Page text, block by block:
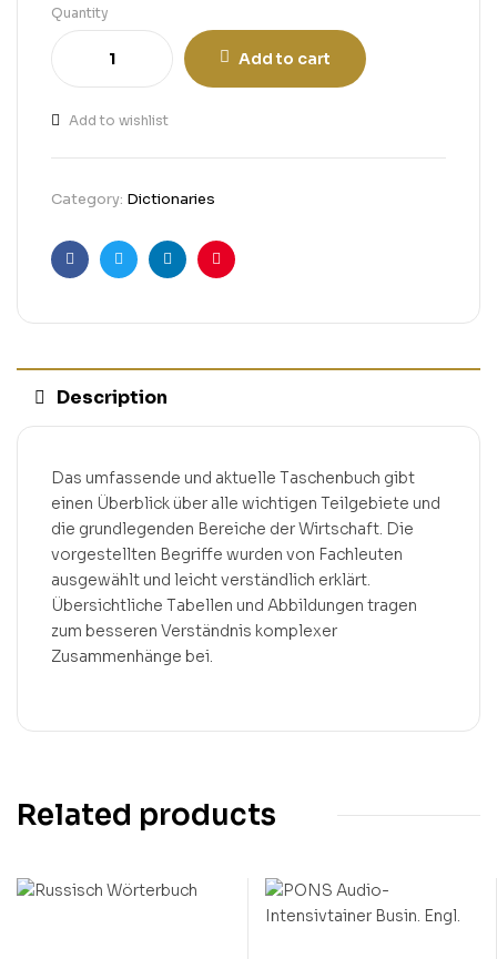
Quantity
Add to cart
Add to wishlist
Category: Dictionaries
FacebookTwitterLinkedinPinterest
Description
Das umfassende und aktuelle Taschenbuch gibt
einen Überblick über alle wichtigen Teilgebiete und
die grundlegenden Bereiche der Wirtschaft. Die
vorgestellten Begriffe wurden von Fachleuten
ausgewählt und leicht verständlich erklärt.
Übersichtliche Tabellen und Abbildungen tragen
zum besseren Verständnis komplexer
Zusammenhänge bei.
Related products